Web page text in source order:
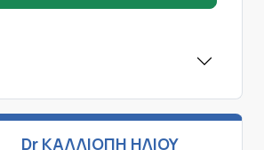
Dr ΚΑΛΛΙΟΠΗ ΗΛΙΟΥ